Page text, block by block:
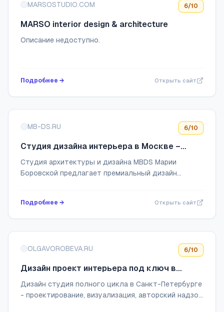
MARSOSTUDIO.COM 6/10
MARSO interior design & architecture
Описание недоступно.
Подробнее → Открыть сайт
MB-DS.RU 6/10
Студия дизайна интерьера в Москве –
MDBS Марии Боровской: дизайн бюро
интерьера премиум класса
Студия архитектуры и дизайна MBDS Марии
Боровской предлагает премиальный дизайн
домов. Мы пр...
Подробнее → Открыть сайт
OLGAVOROBEVA.RU 6/10
Дизайн проект интерьера под ключ в
Санкт-Петербурге | Студия дизайна
интерьера Ольги Воробьевой
Дизайн студия полного цикла в Санкт-Петербурге
- проектирование, визуализация, авторский надзор